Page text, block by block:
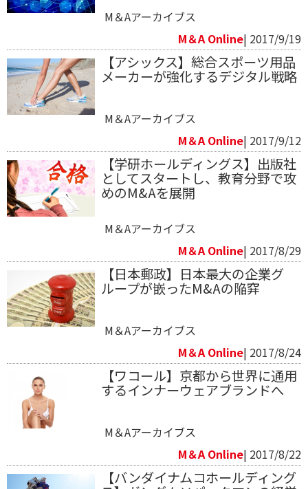
M＆Aアーカイブス
M＆A Online| 2017/9/19
【アシックス】総合スポーツ用品
メーカーが強化するデジタル戦略
M＆Aアーカイブス
M＆A Online| 2017/9/12
【学研ホールディングス】出版社
としてスタートし、教育分野で攻
めのM&Aを展開
M＆Aアーカイブス
M＆A Online| 2017/8/29
【日本郵政】日本最大の企業グ
ループが嵌ったM&Aの陥穽
M＆Aアーカイブス
M＆A Online| 2017/8/24
【ワコール】京都から世界に通用
するインナーウェアブランドへ
M＆Aアーカイブス
M＆A Online| 2017/8/22
【バンダイナムコホールディング